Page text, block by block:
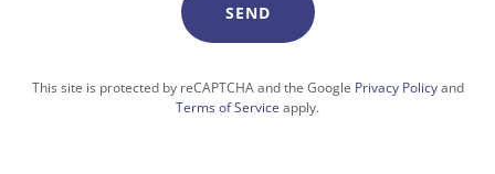
SEND
This site is protected by reCAPTCHA and the Google Privacy Policyand
Terms of Service apply.